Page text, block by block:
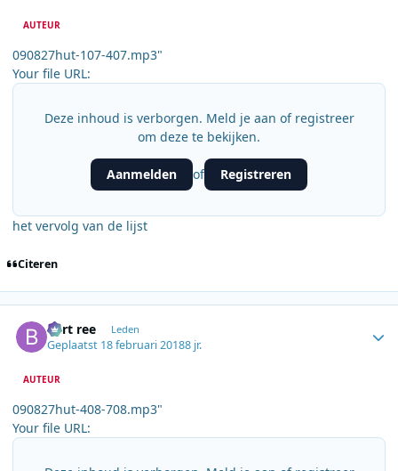
AUTEUR
090827hut-107-407.mp3"
Your file URL:
Deze inhoud is verborgen. Meld je aan of registreer
om deze te bekijken.
Aanmelden of Registreren
het vervolg van de lijst
Citeren
bert ree Leden
Geplaatst 18 februari 20188 jr.
AUTEUR
090827hut-408-708.mp3"
Your file URL: